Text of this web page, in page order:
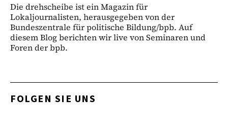
Die drehscheibe ist ein Magazin für
Lokaljournalisten, herausgegeben von der
Bundeszentrale für politische Bildung/bpb. Auf
diesem Blog berichten wir live von Seminaren und
Foren der bpb.
FOLGEN SIE UNS